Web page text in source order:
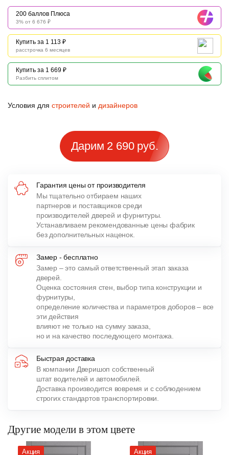
200 баллов Плюса
3% от 6 676 ₽
Купить за 1 113 ₽
расстрочка 6 месяцев
Купить за 1 669 ₽
Разбить сплитом
Условия для строителей и дизайнеров
Дарим 2 690 руб.
Гарантия цены от производителя
Мы тщательно отбираем наших
партнеров и поставщиков среди
производителей дверей и фурнитуры.
Устанавливаем рекомендованные цены фабрик
без дополнительных наценок.
Замер - бесплатно
Замер – это самый ответственный этап заказа
дверей.
Оценка состояния стен, выбор типа конструкции и
фурнитуры,
определение количества и параметров доборов – все
эти действия
влияют не только на сумму заказа,
но и на качество последующего монтажа.
Быстрая доставка
В компании Дверишоп собственный
штат водителей и автомобилей.
Доставка производится вовремя и с соблюдением
строгих стандартов транспортировки.
Другие модели в этом цвете
Акция Акция